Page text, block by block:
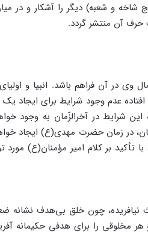
و شعبه) دیگر را آشکار و در
آن منتشر گردد.
در آن فراهم باشد. انبیا و
عدم وجود شرایط برای ایجاد
شرایط در آخرالزّمان به وجود
در زمان حضرت مهدی(ع) ایجاد
بر کلام امیر مؤمنان(ع) مورد
چون خلق بی‌هدف نشانه
مخلوقی را برای هدفی حکیمانه